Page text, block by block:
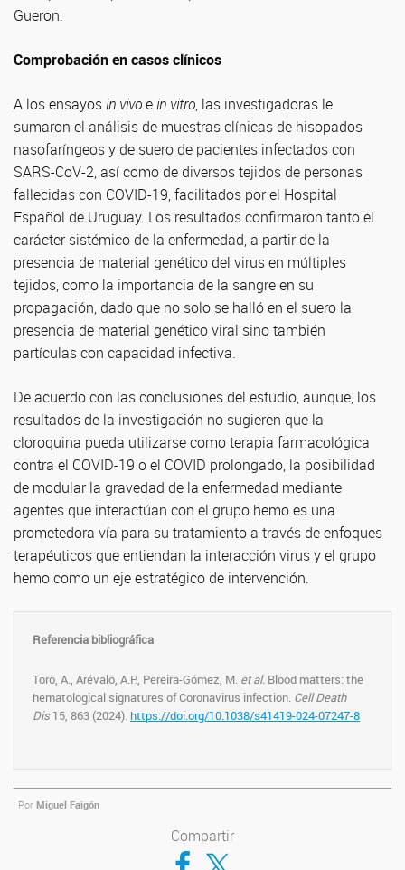
Gueron.
Comprobación en casos clínicos
A los ensayosin vivoein vitro, las investigadoras le
sumaron el análisis de muestras clínicas de hisopados
nasofaríngeos y de suero de pacientes infectados con
SARS-CoV-2, así como de diversos tejidos de personas
fallecidas con COVID-19, facilitados por el Hospital
Español de Uruguay. Los resultados confirmaron tanto el
carácter sistémico de la enfermedad, a partir de la
presencia de material genético del virus en múltiples
tejidos, como la importancia de la sangre en su
propagación, dado que no solo se halló en el suero la
presencia de material genético viral sino también
partículas con capacidad infectiva.
De acuerdo con las conclusiones del estudio, aunque, los
resultados de la investigación no sugieren que la
cloroquina pueda utilizarse como terapia farmacológica
contra el COVID-19 o el COVID prolongado, la posibilidad
de modular la gravedad de la enfermedad mediante
agentes que interactúan con el grupo hemo es una
prometedora vía para su tratamiento a través de enfoques
terapéuticos que entiendan la interacción virus y el grupo
hemo como un eje estratégico de intervención.
Referencia bibliográfica
Toro, A., Arévalo, A.P., Pereira-Gómez, M. et al. Blood matters: the
hematological signatures of Coronavirus infection. Cell Death
Dis15, 863 (2024). https://doi.org/10.1038/s41419-024-07247-8
Por Miguel Faigón
Compartir
Compartir en Facebook
Compartir en Twitter